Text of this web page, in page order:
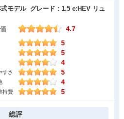
式モデル グレード：1.5 e:HEV リュ
4.7
5
5
4
すさ 5
4
持費 5
総評